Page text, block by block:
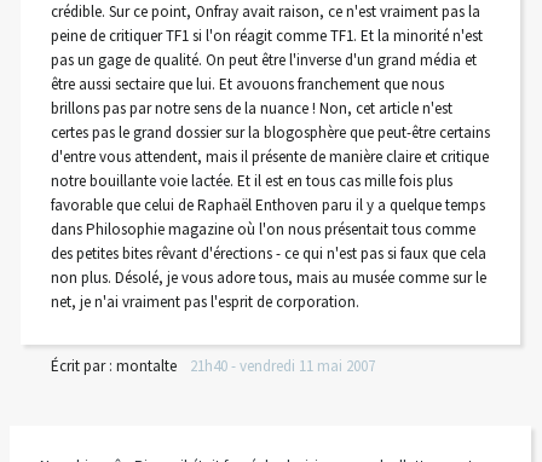
crédible. Sur ce point, Onfray avait raison, ce n'est vraiment pas la
peine de critiquer TF1 si l'on réagit comme TF1. Et la minorité n'est
pas un gage de qualité. On peut être l'inverse d'un grand média et
être aussi sectaire que lui. Et avouons franchement que nous
brillons pas par notre sens de la nuance ! Non, cet article n'est
certes pas le grand dossier sur la blogosphère que peut-être certains
d'entre vous attendent, mais il présente de manière claire et critique
notre bouillante voie lactée. Et il est en tous cas mille fois plus
favorable que celui de Raphaël Enthoven paru il y a quelque temps
dans Philosophie magazine où l'on nous présentait tous comme
des petites bites rêvant d'érections - ce qui n'est pas si faux que cela
non plus. Désolé, je vous adore tous, mais au musée comme sur le
net, je n'ai vraiment pas l'esprit de corporation.
Écrit par : montalte 21h40-vendredi 11 mai 2007